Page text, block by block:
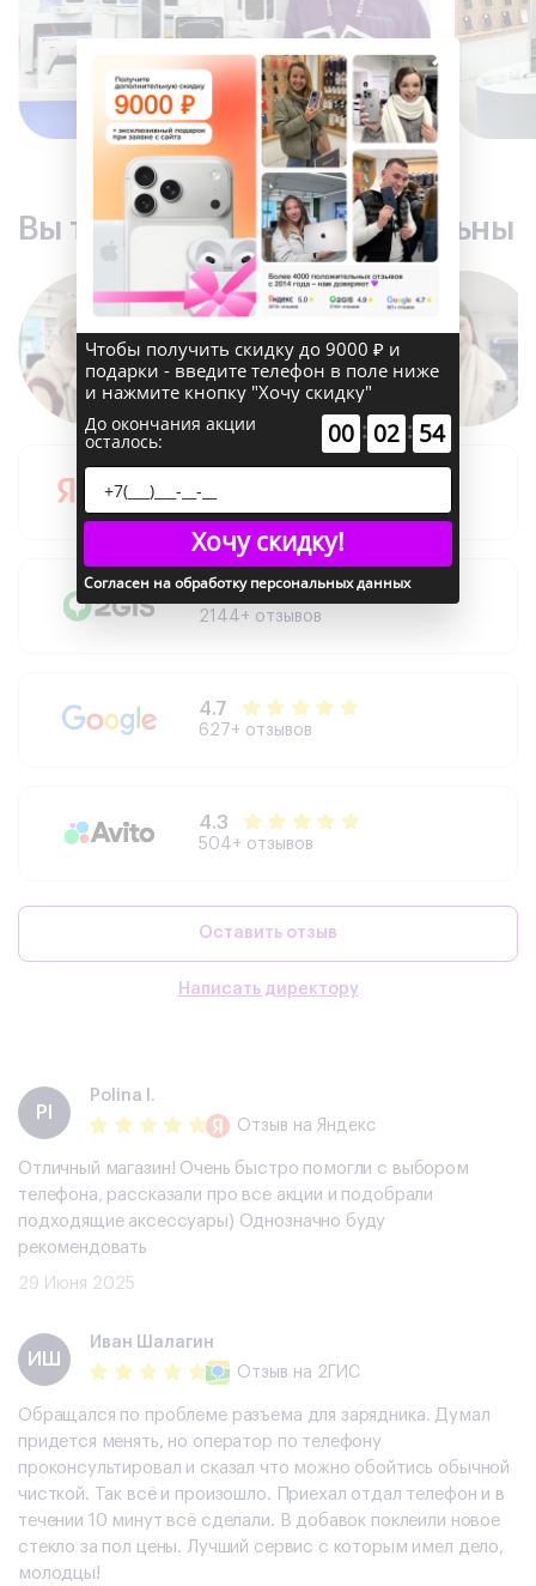
Вы точно останетесь довольны
3210+ отзывов
2144+ отзывов
4.7
627+ отзывов
4.3
504+ отзывов
Оставить отзыв
Написать директору
PI
Polina I.
Отзыв на Яндекс
Отличный магазин! Очень быстро помогли с выбором
телефона, рассказали про все акции и подобрали
подходящие аксессуары) Однозначно буду
рекомендовать
29 Июня 2025
​ИШ
​Иван Шалагин
Отзыв на 2ГИС
Обращался по проблеме разъема для зарядника. Думал
придется менять, но оператор по телефону
проконсультировал и сказал что можно обойтись обычной
чисткой. Так всё и произошло. Приехал отдал телефон и в
течении 10 минут всё сделали. В добавок поклеили новое
стекло за пол цены. Лучший сервис с которым имел дело,
молодцы!
×
Чтобы получить скидку до 9000 ₽ и
подарки - введите телефон в поле ниже
и нажмите кнопку "Хочу скидку"
До окончания акции
осталось: 00 : 02 : 53
Хочу скидку!
Согласен на обработку персональных данных